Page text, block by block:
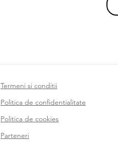
Termeni si conditii
Politica de confidentialitate
Politica de cookies
Parteneri